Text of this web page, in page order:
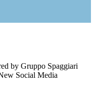
by Gruppo Spaggiari
Social Media